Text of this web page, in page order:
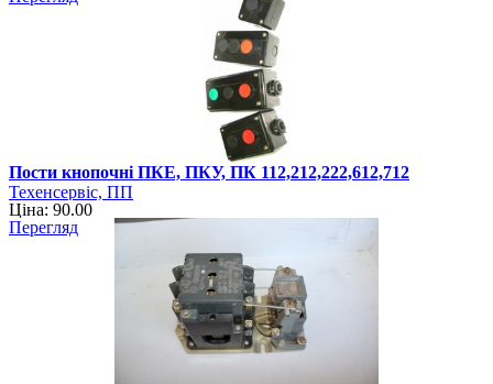
Пости кнопочні ПКЕ, ПКУ, ПК 112,212,222,612,712
Техенсервіс, ПП
Ціна: 90.00
Перегляд